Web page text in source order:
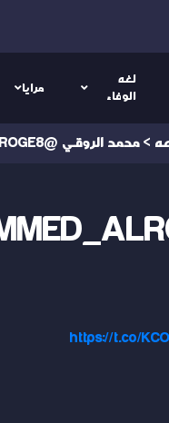
لغه
الوفاء
مرايا
> محمد الروقي @MOHMMED_ALROGE8
https://t.co/